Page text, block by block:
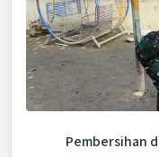
Pembersihan